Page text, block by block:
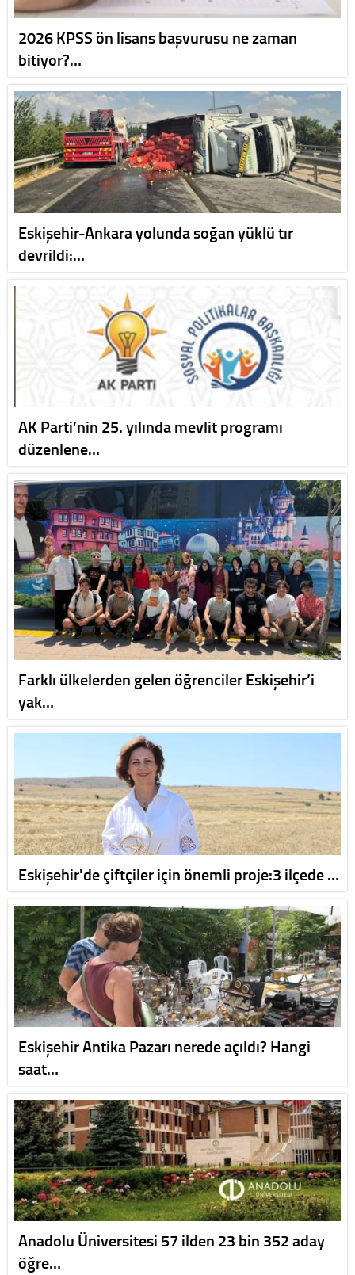
2026 KPSS ön lisans başvurusu ne zaman
bitiyor?…
Eskişehir-Ankara yolunda soğan yüklü tır
devrildi:…
AK Parti’nin 25. yılında mevlit programı
düzenlene…
Farklı ülkelerden gelen öğrenciler Eskişehir’i
yak…
Eskişehir'de çiftçiler için önemli proje:3 ilçede …
Eskişehir Antika Pazarı nerede açıldı? Hangi
saat…
Anadolu Üniversitesi 57 ilden 23 bin 352 aday
öğre…